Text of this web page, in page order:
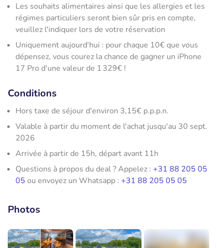
Les souhaits alimentaires ainsi que les allergies et les
régimes particuliers seront bien sûr pris en compte,
veuillez l'indiquer lors de votre réservation
Uniquement aujourd'hui : pour chaque 10€ que vous
dépensez, vous courez la chance de gagner un iPhone
17 Pro d'une valeur de 1 329€ !
Conditions
Hors taxe de séjour d'environ 3,15€ p.p.p.n.
Valable à partir du moment de l'achat jusqu'au 30 sept.
2026
Arrivée à partir de 15h, départ avant 11h
Questions à propos du deal ? Appelez : +31 88 205 05
05 ou envoyez un Whatsapp : +31 88 205 05 05
Photos